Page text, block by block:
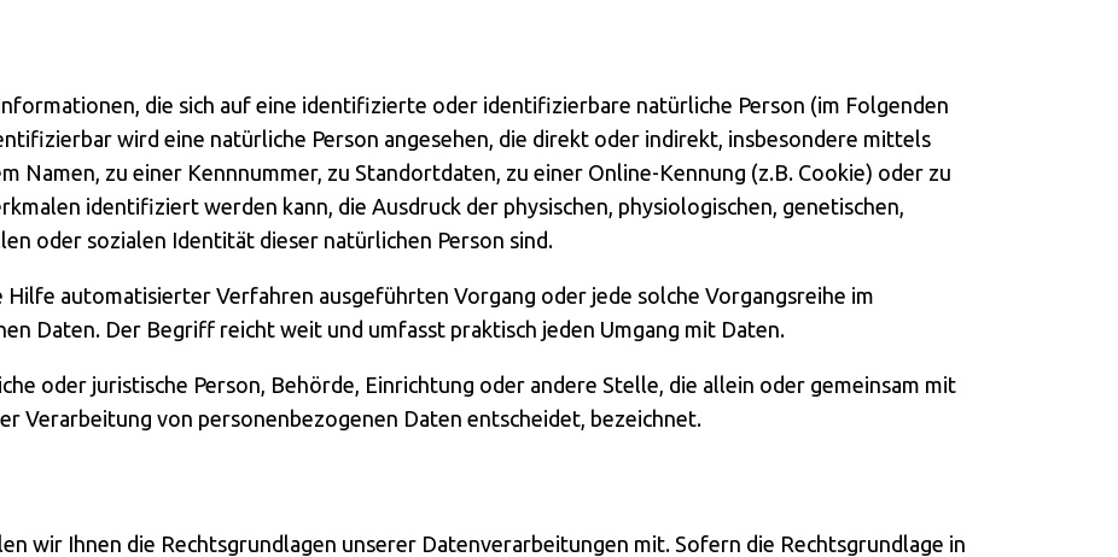
Informationen, die sich auf eine identifizierte oder identifizierbare natürliche Person (im Folgenden
wird eine natürliche Person angesehen, die direkt oder indirekt, insbesondere mittels
Namen, zu einer Kennnummer, zu Standortdaten, zu einer Online-Kennung (z.B. Cookie) oder zu
identifiziert werden kann, die Ausdruck der physischen, physiologischen, genetischen,
oder sozialen Identität dieser natürlichen Person sind.
Hilfe automatisierter Verfahren ausgeführten Vorgang oder jede solche Vorgangsreihe im
Daten. Der Begriff reicht weit und umfasst praktisch jeden Umgang mit Daten.
oder juristische Person, Behörde, Einrichtung oder andere Stelle, die allein oder gemeinsam mit
Verarbeitung von personenbezogenen Daten entscheidet, bezeichnet.
wir Ihnen die Rechtsgrundlagen unserer Datenverarbeitungen mit. Sofern die Rechtsgrundlage in